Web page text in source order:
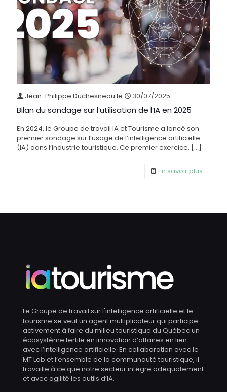
Jean-Philippe Duchesneau le 30/07/2025
Bilan du sondage sur l’utilisation de l’IA en 2025
En 2024, le Groupe de travail IA et Tourisme a lancé son
premier sondage sur l’usage de l’intelligence artificielle
(IA) dans l’industrie touristique. Ce premier exercice, […]
En savoir plus
Le Groupe de travail sur l'intelligence artificielle et le
tourisme se veut un agent multiplicateur qui participe
activement à faire du milieu touristique du Québec un
écosystème fertile en innovation d’affaires en lien
avec l’Intelligence artificielle. En collaboration avec le
MT Lab et l’ensemble de la communauté touristique, il
travaille à ce que notre secteur intègre adéquatement
et avec agilité les outils d’IA.